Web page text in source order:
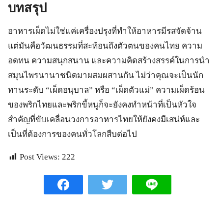
บทสรุป
อาหารเผ็ดไม่ใช่แค่เครื่องปรุงที่ทำให้อาหารมีรสจัดจ้าน
แต่มันคือวัฒนธรรมที่สะท้อนถึงตัวตนของคนไทย ความ
อดทน ความสนุกสนาน และความคิดสร้างสรรค์ในการนำ
สมุนไพรนานาชนิดมาผสมผสานกัน ไม่ว่าคุณจะเป็นนัก
ทานระดับ “เผ็ดอนุบาล” หรือ “เผ็ดตัวแม่” ความเผ็ดร้อน
ของพริกไทยและพริกขี้หนูก็จะยังคงทำหน้าที่เป็นหัวใจ
สำคัญที่ขับเคลื่อนวงการอาหารไทยให้ยังคงมีเสน่ห์และ
เป็นที่ต้องการของคนทั่วโลกสืบต่อไป
Post Views: 222